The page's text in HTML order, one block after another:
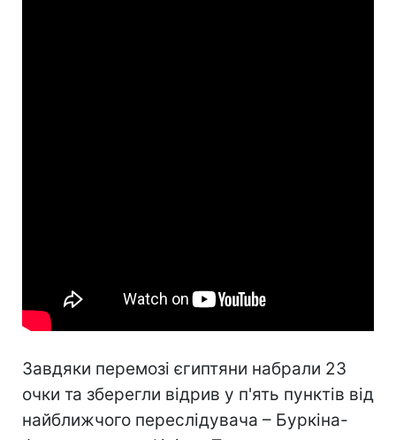
Завдяки перемозі єгиптяни набрали 23
очки та зберегли відрив у п'ять пунктів від
найближчого переслідувача – Буркіна-